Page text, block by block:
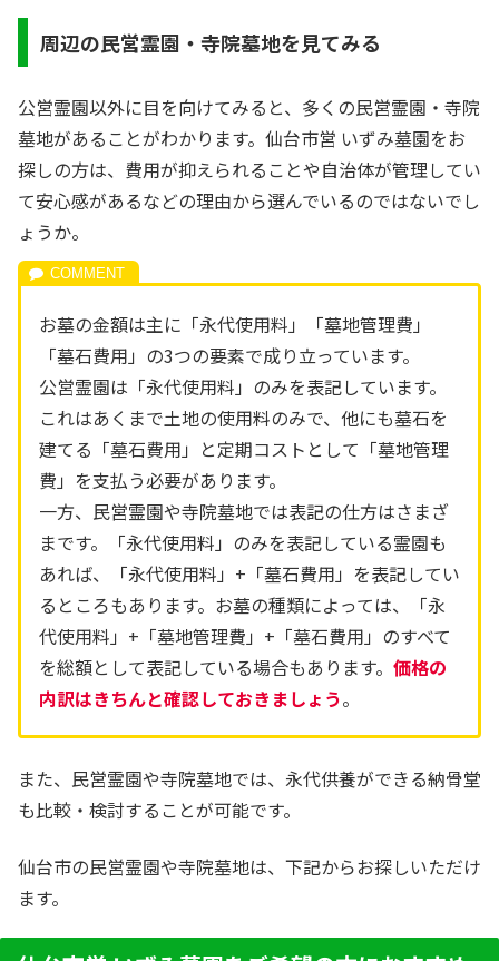
周辺の民営霊園・寺院墓地を見てみる
公営霊園以外に目を向けてみると、多くの民営霊園・寺院
墓地があることがわかります。仙台市営 いずみ墓園をお
探しの方は、費用が抑えられることや自治体が管理してい
て安心感があるなどの理由から選んでいるのではないでし
ょうか。
お墓の金額は主に「永代使用料」「墓地管理費」
「墓石費用」の3つの要素で成り立っています。
公営霊園は「永代使用料」のみを表記しています。
これはあくまで土地の使用料のみで、他にも墓石を
建てる「墓石費用」と定期コストとして「墓地管理
費」を支払う必要があります。
一方、民営霊園や寺院墓地では表記の仕方はさまざ
まです。「永代使用料」のみを表記している霊園も
あれば、「永代使用料」+「墓石費用」を表記してい
るところもあります。お墓の種類によっては、「永
代使用料」+「墓地管理費」+「墓石費用」のすべて
を総額として表記している場合もあります。 価格の
内訳はきちんと確認しておきましょう。
また、民営霊園や寺院墓地では、永代供養ができる納骨堂
も比較・検討することが可能です。
仙台市の民営霊園や寺院墓地は、下記からお探しいただけ
ます。